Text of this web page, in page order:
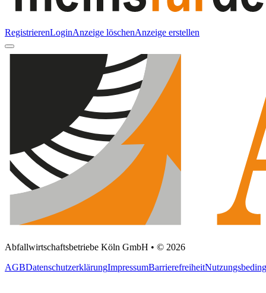
RegistrierenLoginAnzeige löschenAnzeige erstellen
Abfallwirtschaftsbetriebe Köln GmbH • © 2026
AGBDatenschutzerklärungImpressumBarrierefreiheit